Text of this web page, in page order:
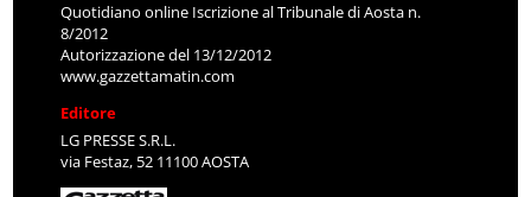
Quotidiano online Iscrizione al Tribunale di Aosta n.
8/2012
Autorizzazione del 13/12/2012
www.gazzettamatin.com
Editore
LG PRESSE S.R.L.
via Festaz, 52 11100 AOSTA